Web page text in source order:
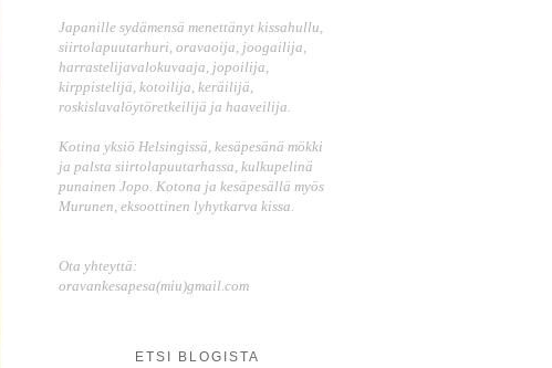
Japanille sydämensä menettänyt kissahullu,
siirtolapuutarhuri, oravaoija, joogailija,
harrastelijavalokuvaaja, jopoilija,
kirppistelijä, kotoilija, keräilijä,
roskislavalöytöretkeilijä ja haaveilija.
Kotina yksiö Helsingissä, kesäpesänä mökki
ja palsta siirtolapuutarhassa, kulkupelinä
punainen Jopo. Kotona ja kesäpesällä myös
Murunen, eksoottinen lyhytkarva kissa.
Ota yhteyttä:
oravankesapesa(miu)gmail.com
ETSI BLOGISTA